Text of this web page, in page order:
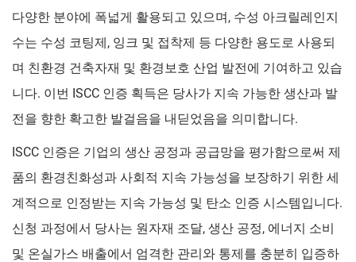
다양한 분야에 폭넓게 활용되고 있으며, 수성 아크릴레인지
수는 수성 코팅제, 잉크 및 접착제 등 다양한 용도로 사용되
며 친환경 건축자재 및 환경보호 산업 발전에 기여하고 있습
니다. 이번 ISCC 인증 획득은 당사가 지속 가능한 생산과 발
전을 향한 확고한 발걸음을 내딛었음을 의미합니다.
ISCC 인증은 기업의 생산 공정과 공급망을 평가함으로써 제
품의 환경친화성과 사회적 지속 가능성을 보장하기 위한 세
계적으로 인정받는 지속 가능성 및 탄소 인증 시스템입니다.
신청 과정에서 당사는 원자재 조달, 생산 공정, 에너지 소비
및 온실가스 배출에서 엄격한 관리와 통제를 충분히 입증하